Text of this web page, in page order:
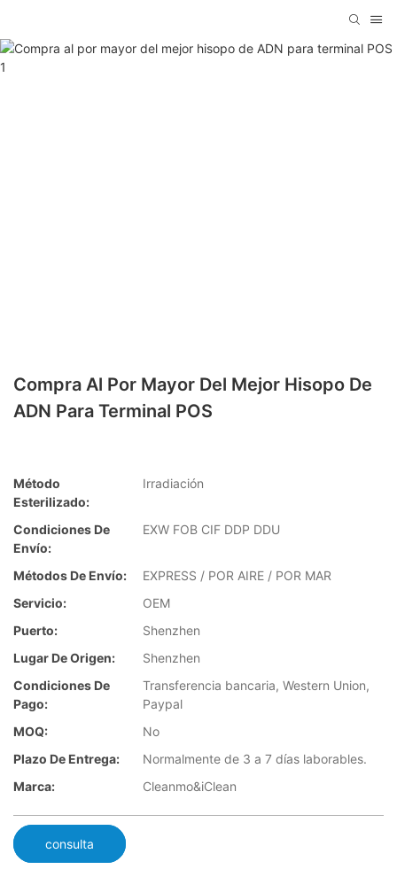
Compra Al Por Mayor Del Mejor Hisopo De
ADN Para Terminal POS
Método
Esterilizado:
Irradiación
Condiciones De
Envío:
EXW FOB CIF DDP DDU
Métodos De Envío:
EXPRESS / POR AIRE / POR MAR
Servicio:
OEM
Puerto:
Shenzhen
Lugar De Origen:
Shenzhen
Condiciones De
Pago:
Transferencia bancaria, Western Union,
Paypal
MOQ:
No
Plazo De Entrega:
Normalmente de 3 a 7 días laborables.
Marca:
Cleanmo&iClean
consulta